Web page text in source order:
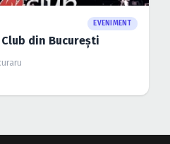
EVENIMENT
din Bucureşti